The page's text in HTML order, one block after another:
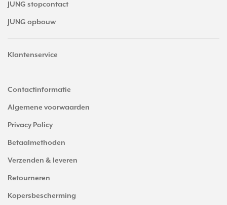
JUNG stopcontact
JUNG opbouw
Klantenservice
Contactinformatie
Algemene voorwaarden
Privacy Policy
Betaalmethoden
Verzenden & leveren
Retourneren
Kopersbescherming